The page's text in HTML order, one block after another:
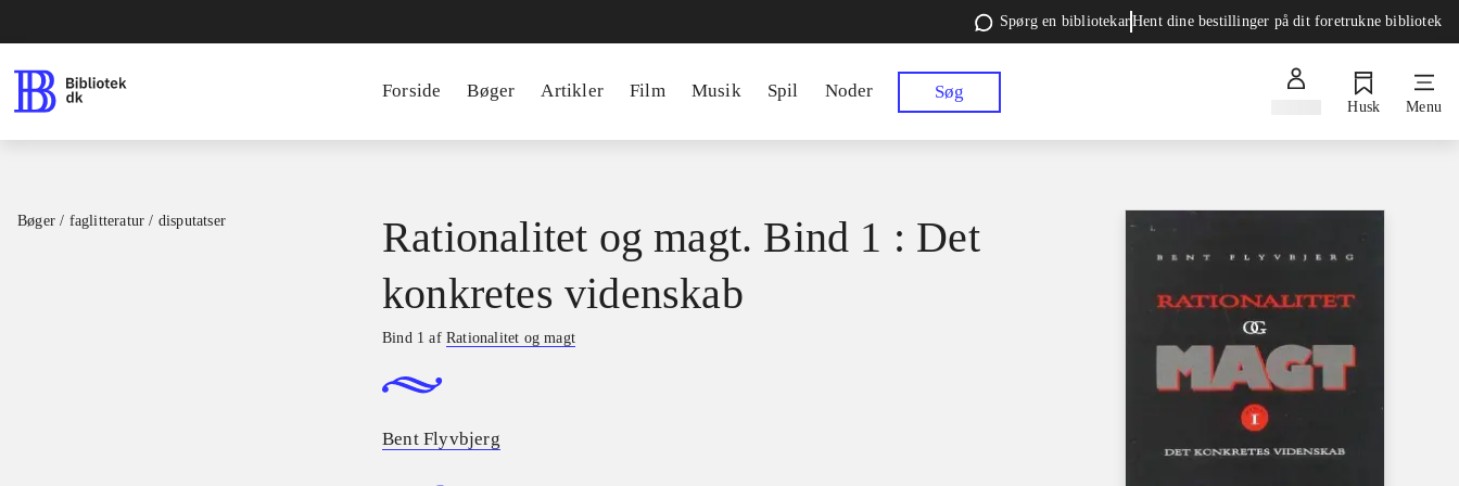
Spørg en bibliotekarHent dine bestillinger på dit foretrukne bibliotek
Forside Bøger Artikler Film Musik Spil Noder Søg
Husk Menu
Bøger / faglitteratur / disputatser
Rationalitet og magt. Bind 1 : Det
konkretes videnskab
Bind 1 afRationalitet og magt
Bent Flyvbjerg